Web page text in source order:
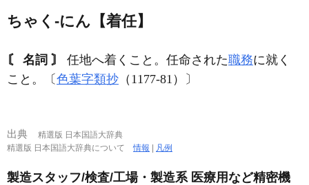
ちゃく‐にん【着任】
〘 名詞 〙 任地へ着くこと。任命された職務に就く
こと。〔色葉字類抄 （1177‐81）〕
出典
精選版 日本国語大辞典
精選版 日本国語大辞典について情報 | 凡例
製造スタッフ/検査/工場・製造系 医療用など精密機